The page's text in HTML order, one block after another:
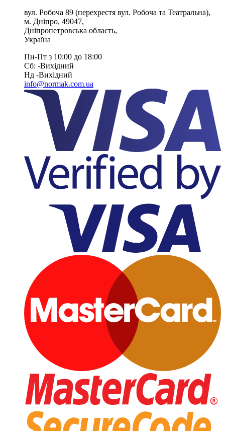
вул. Робоча 89 (перехрестя вул. Робоча та Театральна),
м. Дніпро, 49047,
Дніпропетровська область,
Україна
Пн-Пт з 10:00 до 18:00
Сб: -Вихiдний
Нд -Вихiдний
info@normak.com.ua